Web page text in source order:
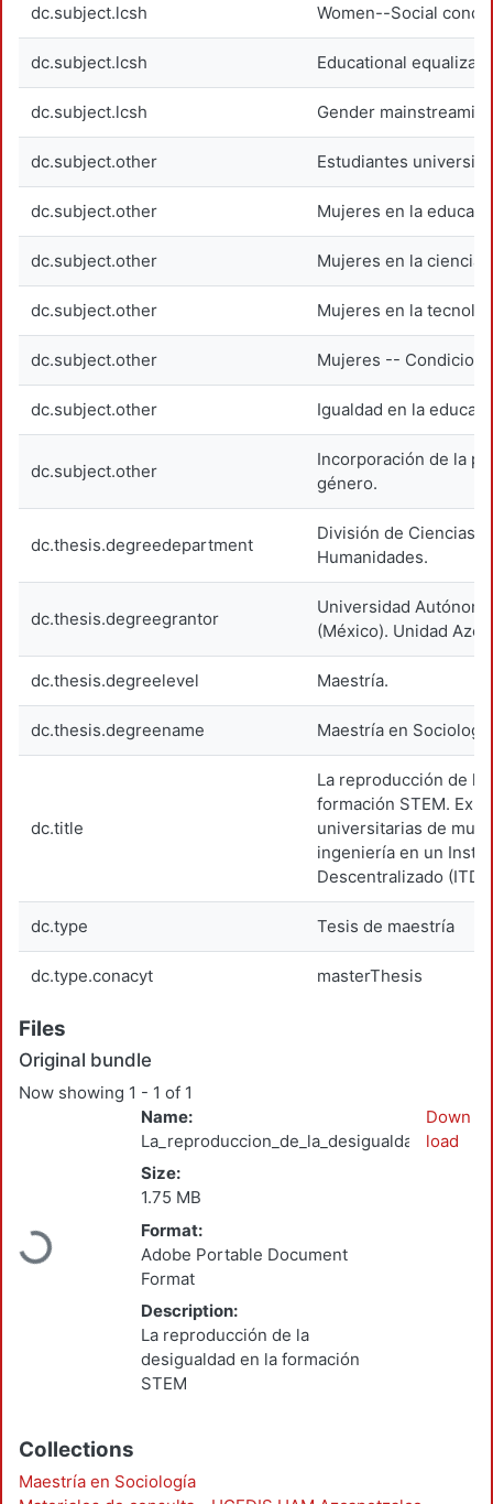
dc.subject.lcsh Women--Social
dc.subject.lcsh Educational
dc.subject.lcsh Gender
dc.subject.other Estudiantes
dc.subject.other Mujeres en la
dc.subject.other Mujeres en la ciencia.
dc.subject.other Mujeres en la
dc.subject.other Mujeres --
dc.subject.other Igualdad en la
dc.subject.other
Incorporación de la
género.
dc.thesis.degreedepartment
División de Ciencias
Humanidades.
dc.thesis.degreegrantor
Universidad
(México). Unidad
dc.thesis.degreelevel Maestría.
dc.thesis.degreename Maestría en
dc.title
La reproducción de la
formación STEM.
universitarias de
ingeniería en un
Descentralizado (ITD)
dc.type Tesis de maestría
dc.type.conacyt masterThesis
Files
Original bundle
Now showing 1 - 1 of 1
Loading...
Name:
Size:
1.75 MB
Format:
Adobe Portable Document
Format
Description:
La reproducción de la
desigualdad en la formación
STEM
Down
load
Collections
Maestría en Sociología